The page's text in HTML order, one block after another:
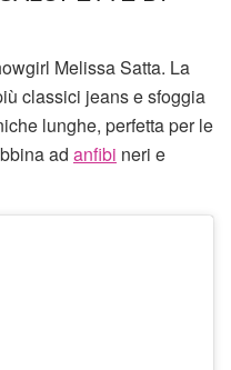
Melissa Satta. La
classici jeans e sfoggia
lunghe, perfetta per le
ad anfibi neri e